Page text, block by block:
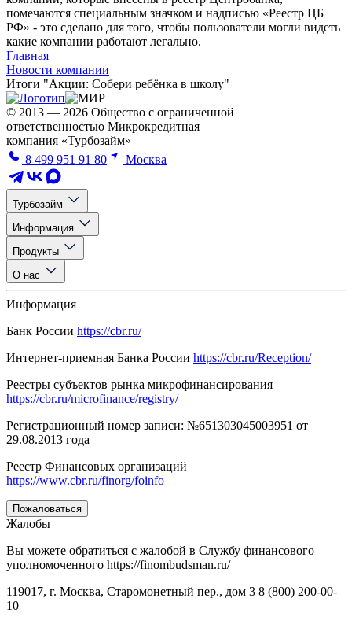
помечаются специальным значком и надписью «Реестр ЦБ
РФ» - это сделано для того, чтобы пользователи могли видеть
какие компании работают легально.
Главная
Новости компании
Итоги "Акции: Собери ребёнка в школу"
© 2013 — 2026 Общество с ограниченной
ответственностью Микрокредитная
компания «Турбозайм»
8 499 951 91 80
Москва
Турбозайм
Информация
Продукты
О нас
Информация
Банк России https://cbr.ru/
Интернет-приемная Банка России https://cbr.ru/Reception/
Реестры субъектов рынка микрофинансирования
https://cbr.ru/microfinance/registry/
Регистрационный номер записи: №651303045003951 от
29.08.2013 года
Реестр Финансовых организаций
https://www.cbr.ru/finorg/foinfo
Пожаловаться
Жалобы
Вы можете обратиться с жалобой в Службу финансового
уполномоченного https://finombudsman.ru/
119017, г. Москва, Старомонетный пер., дом 3 8 (800) 200-00-
10